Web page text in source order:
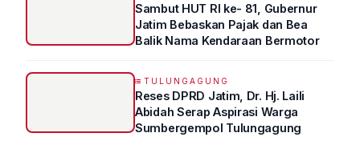
Sambut HUT RI ke- 81, Gubernur
Jatim Bebaskan Pajak dan Bea
Balik Nama Kendaraan Bermotor
TULUNGAGUNG
Reses DPRD Jatim, Dr. Hj. Laili
Abidah Serap Aspirasi Warga
Sumbergempol Tulungagung